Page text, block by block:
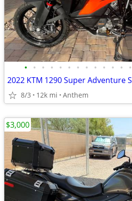
• • • • • • • • • • • • •
2022 KTM 1290 Super Adventure S
8/3 12k mi Anthem
$3,000